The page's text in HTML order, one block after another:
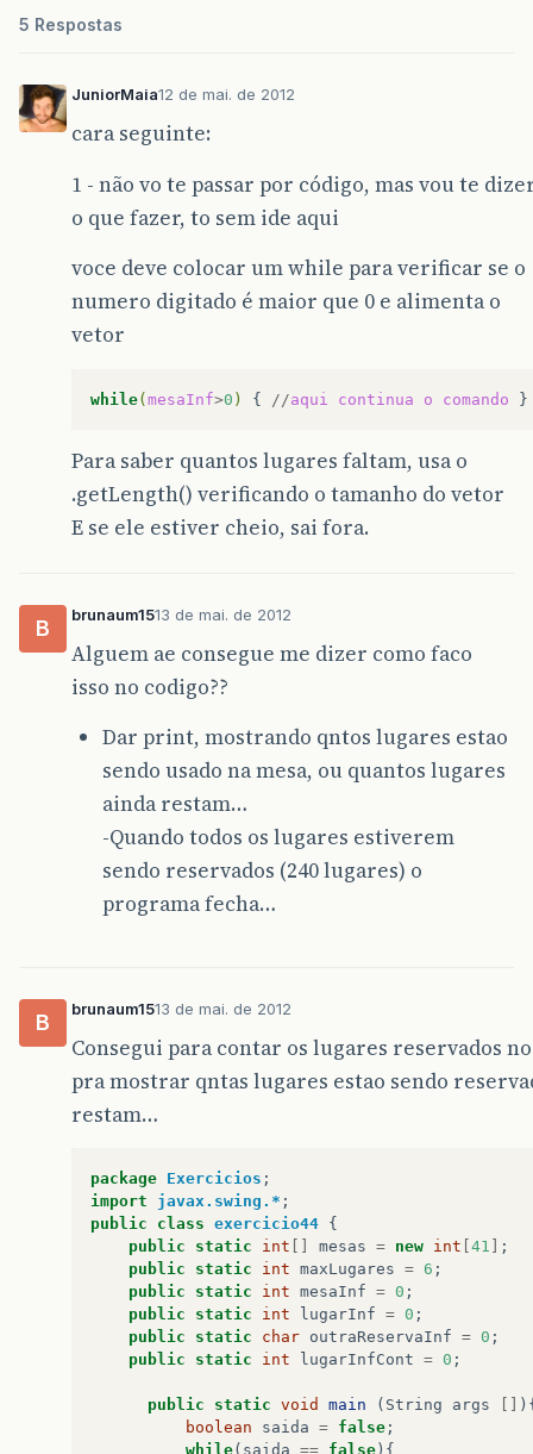
5 Respostas
JuniorMaia12 de mai. de 2012
cara seguinte:
1 - não vo te passar por código, mas vou te
o que fazer, to sem ide aqui
voce deve colocar um while para verificar se o
numero digitado é maior que 0 e alimenta o
vetor
while(mesaInf>0 ) { //aqui continua o comando
Para saber quantos lugares faltam, usa o
.getLength() verificando o tamanho do vetor
E se ele estiver cheio, sai fora.
B
brunaum1513 de mai. de 2012
Alguem ae consegue me dizer como faco
isso no codigo??
Dar print, mostrando qntos lugares estao
sendo usado na mesa, ou quantos lugares
ainda restam…
-Quando todos os lugares estiverem
sendo reservados (240 lugares) o
programa fecha…
B
brunaum1513 de mai. de 2012
Consegui para contar os lugares reservados
pra mostrar qntas lugares estao sendo
restam…
package Exercicios ;
import
javax.swing.* ;
public
class exercicio44 {
public
static int mesas = new int 41
;
public
static int maxLugares = 6 ;
public
static int mesaInf = 0 ;
public
static int lugarInf = 0 ;
public
static char outraReservaInf = 0 ;
public
static int lugarInfCont = 0 ;
public static void main ( String args
boolean
saida = false ;
while( saida == false ){